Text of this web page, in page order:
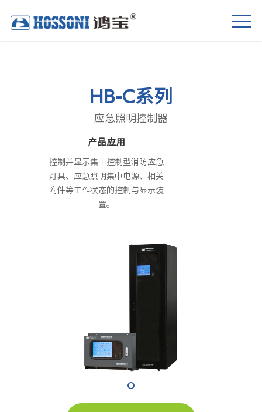
HB-C系列
应急照明控制器
产品应用
控制并显示集中控制型消防应急
灯具、应急照明集中电源、相关
附件等工作状态的控制与显示装
置。